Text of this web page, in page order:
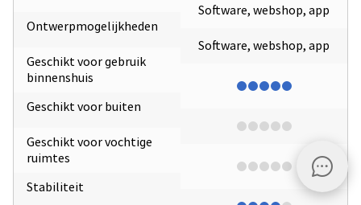
Ontwerpmogelijkheden
Geschikt voor gebruik
binnenshuis
Geschikt voor buiten
Geschikt voor vochtige
ruimtes
Stabiliteit
Software, webshop, app
Software, webshop, app